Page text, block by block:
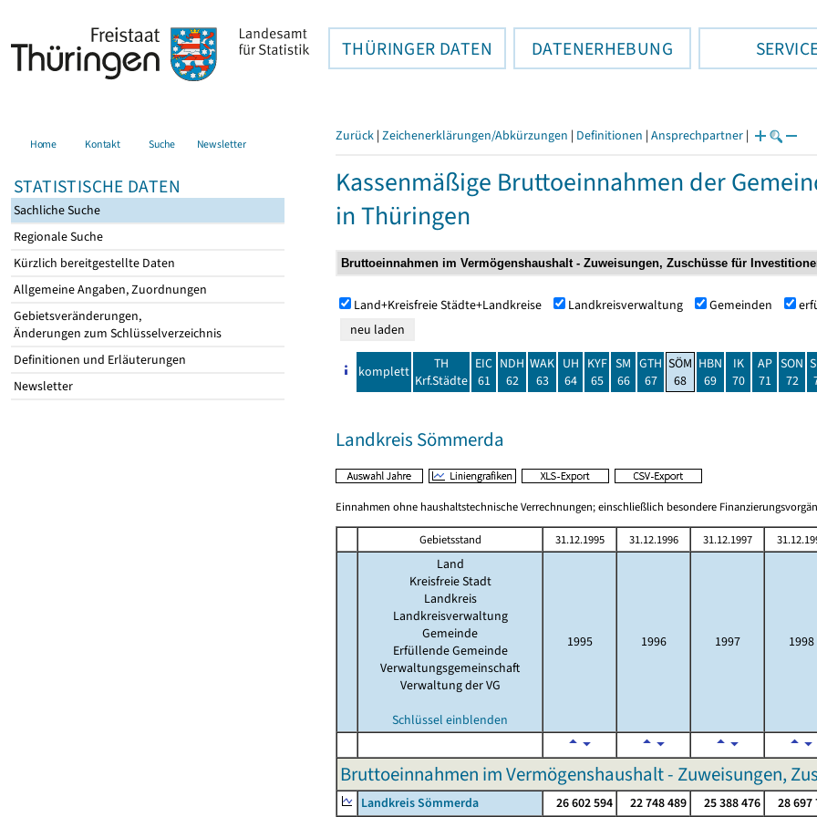
THÜRINGER DATEN DATENERHEBUNG
Home Kontakt Suche Newsletter
STATISTISCHE DATEN
Sachliche Suche
Regionale Suche
Kürzlich bereitgestellte Daten
Allgemeine Angaben, Zuordnungen
Gebietsveränderungen,
Änderungen zum Schlüsselverzeichnis
Definitionen und Erläuterungen
Newsletter
Zurück | Zeichenerklärungen/Abkürzungen | Definitionen | Ansprechpartner |
Kassenmäßige Bruttoeinnahmen der
in Thüringen
Land+Kreisfreie Städte+Landkreise Landkreisverwaltung Gemeinden
komplett
TH
Krf.Städte
EIC
61
NDH
62
WAK
63
UH
64
KYF
65
SM
66
GTH
67
SÖM
68
HBN
69
IK
70
AP
71
SON
72
Landkreis Sömmerda
Einnahmen ohne haushaltstechnische Verrechnungen; einschließlich besondere
Gebietsstand 31.12.1995 31.12.1996 31.12.1997
Land
Kreisfreie Stadt
Landkreis
Landkreisverwaltung
Gemeinde
Erfüllende Gemeinde
Verwaltungsgemeinschaft
Verwaltung der VG
Schlüssel einblenden
1995 1996 1997 1998
Bruttoeinnahmen im Vermögenshaushalt - Zuweisungen,
Landkreis Sömmerda 26 602 594 22 748 489 25 388 476 28 697